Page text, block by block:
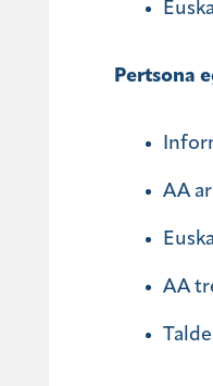
Pertsona
AA
AA